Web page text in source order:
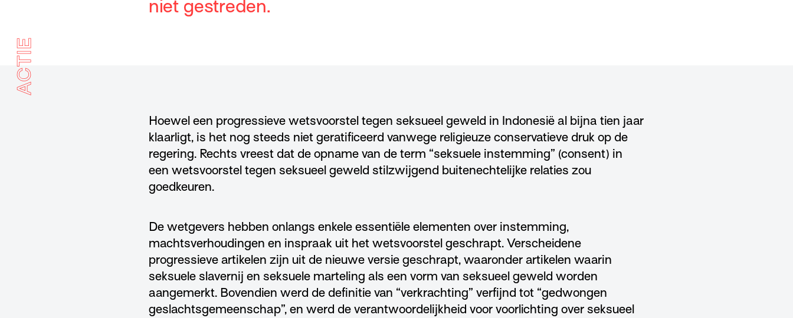
niet gestreden.
ACTIE
Hoewel een progressieve wetsvoorstel tegen seksueel geweld in Indonesië al bijna tien jaar
klaarligt, is het nog steeds niet geratificeerd vanwege religieuze conservatieve druk op de
regering. Rechts vreest dat de opname van de term “seksuele instemming” (consent) in
een wetsvoorstel tegen seksueel geweld stilzwijgend buitenechtelijke relaties zou
goedkeuren.
De wetgevers hebben onlangs enkele essentiële elementen over instemming,
machtsverhoudingen en inspraak uit het wetsvoorstel geschrapt. Verscheidene
progressieve artikelen zijn uit de nieuwe versie geschrapt, waaronder artikelen waarin
seksuele slavernij en seksuele marteling als een vorm van seksueel geweld worden
aangemerkt. Bovendien werd de definitie van “verkrachting” verfijnd tot “gedwongen
geslachtsgemeenschap”, en werd de verantwoordelijkheid voor voorlichting over seksueel